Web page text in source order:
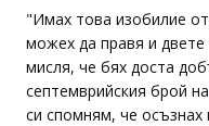
"Имах това изобилие
можех да правя и
мисля, че бях доста
септемврийския брой на
си спомням, че